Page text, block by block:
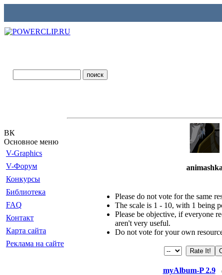
ВК
Основное меню
V-Graphics
V-Форум
Конкурсы
Библиотека
FAQ
Контакт
Карта сайта
Реклама на сайте
Please do not vote for the same
The scale is 1 - 10, with 1 being
Please be objective, if everyone
aren't very useful.
Do not vote for your own
myAlbum-P 2.9